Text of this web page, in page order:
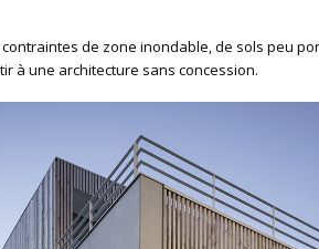
de zone inondable, de sols peu
à une architecture sans concession.